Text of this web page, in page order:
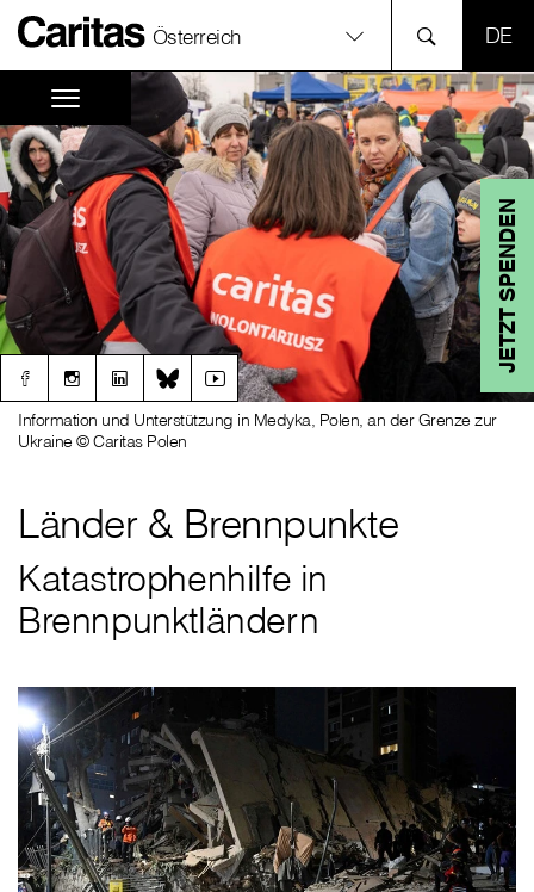
Österreich
JETZT SPENDEN
Länder & Brennpunkte
Information und Unterstützung in Medyka, Polen, an der Grenze zur
Ukraine © Caritas Polen
Katastrophenhilfe in
Brennpunktländern